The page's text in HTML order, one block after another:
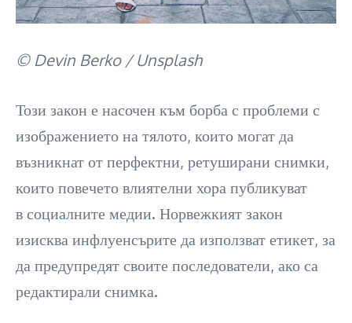
© Devin Berko / Unsplash
Този закон е насочен към борба с проблеми с
изображението на тялото, които могат да
възникнат от перфектни, ретуширани снимки,
които повечето влиятелни хора публикуват
в социалните медии. Норвежкият закон
изисква инфлуенсърите да използват етикет, за
да предупредят своите последователи, ако са
редактирали снимка.